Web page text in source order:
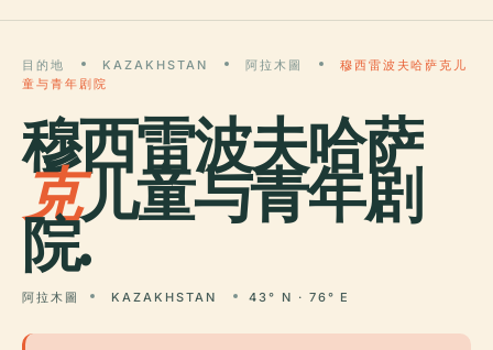
目的地 KAZAKHSTAN 阿拉木圖
穆西雷波夫哈萨克儿
童与青年剧院
穆西雷波夫哈萨
克儿童与青年剧
院.
阿拉木圖 KAZAKHSTAN 43° N · 76° E